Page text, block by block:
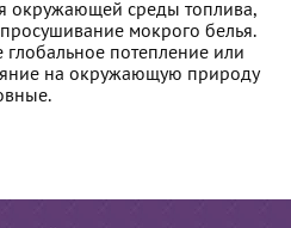
окружающей среды топлива,
мокрого белья.
глобальное потепление или
на окружающую природу